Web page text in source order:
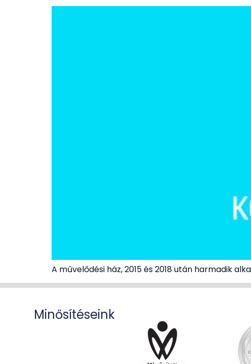
A művelődési ház, 2015 és 2018 után harmadik
Minősítéseink